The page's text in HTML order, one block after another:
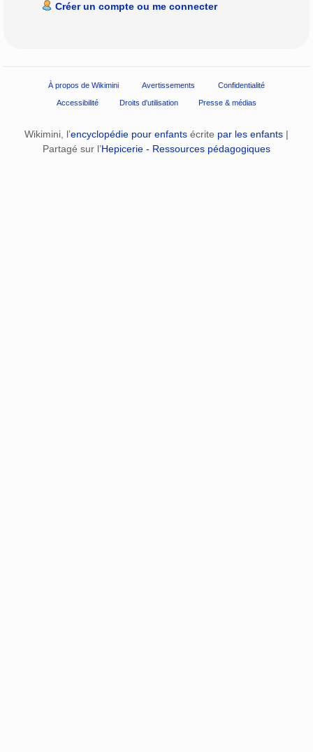
Créer un compte ou me connecter
À propos de Wikimini Avertissements Confidentialité
Accessibilité Droits d'utilisation Presse & médias
Wikimini, l’encyclopédie pour enfants écrite par les enfants |
Partagé sur l’Hepicerie - Ressources pédagogiques